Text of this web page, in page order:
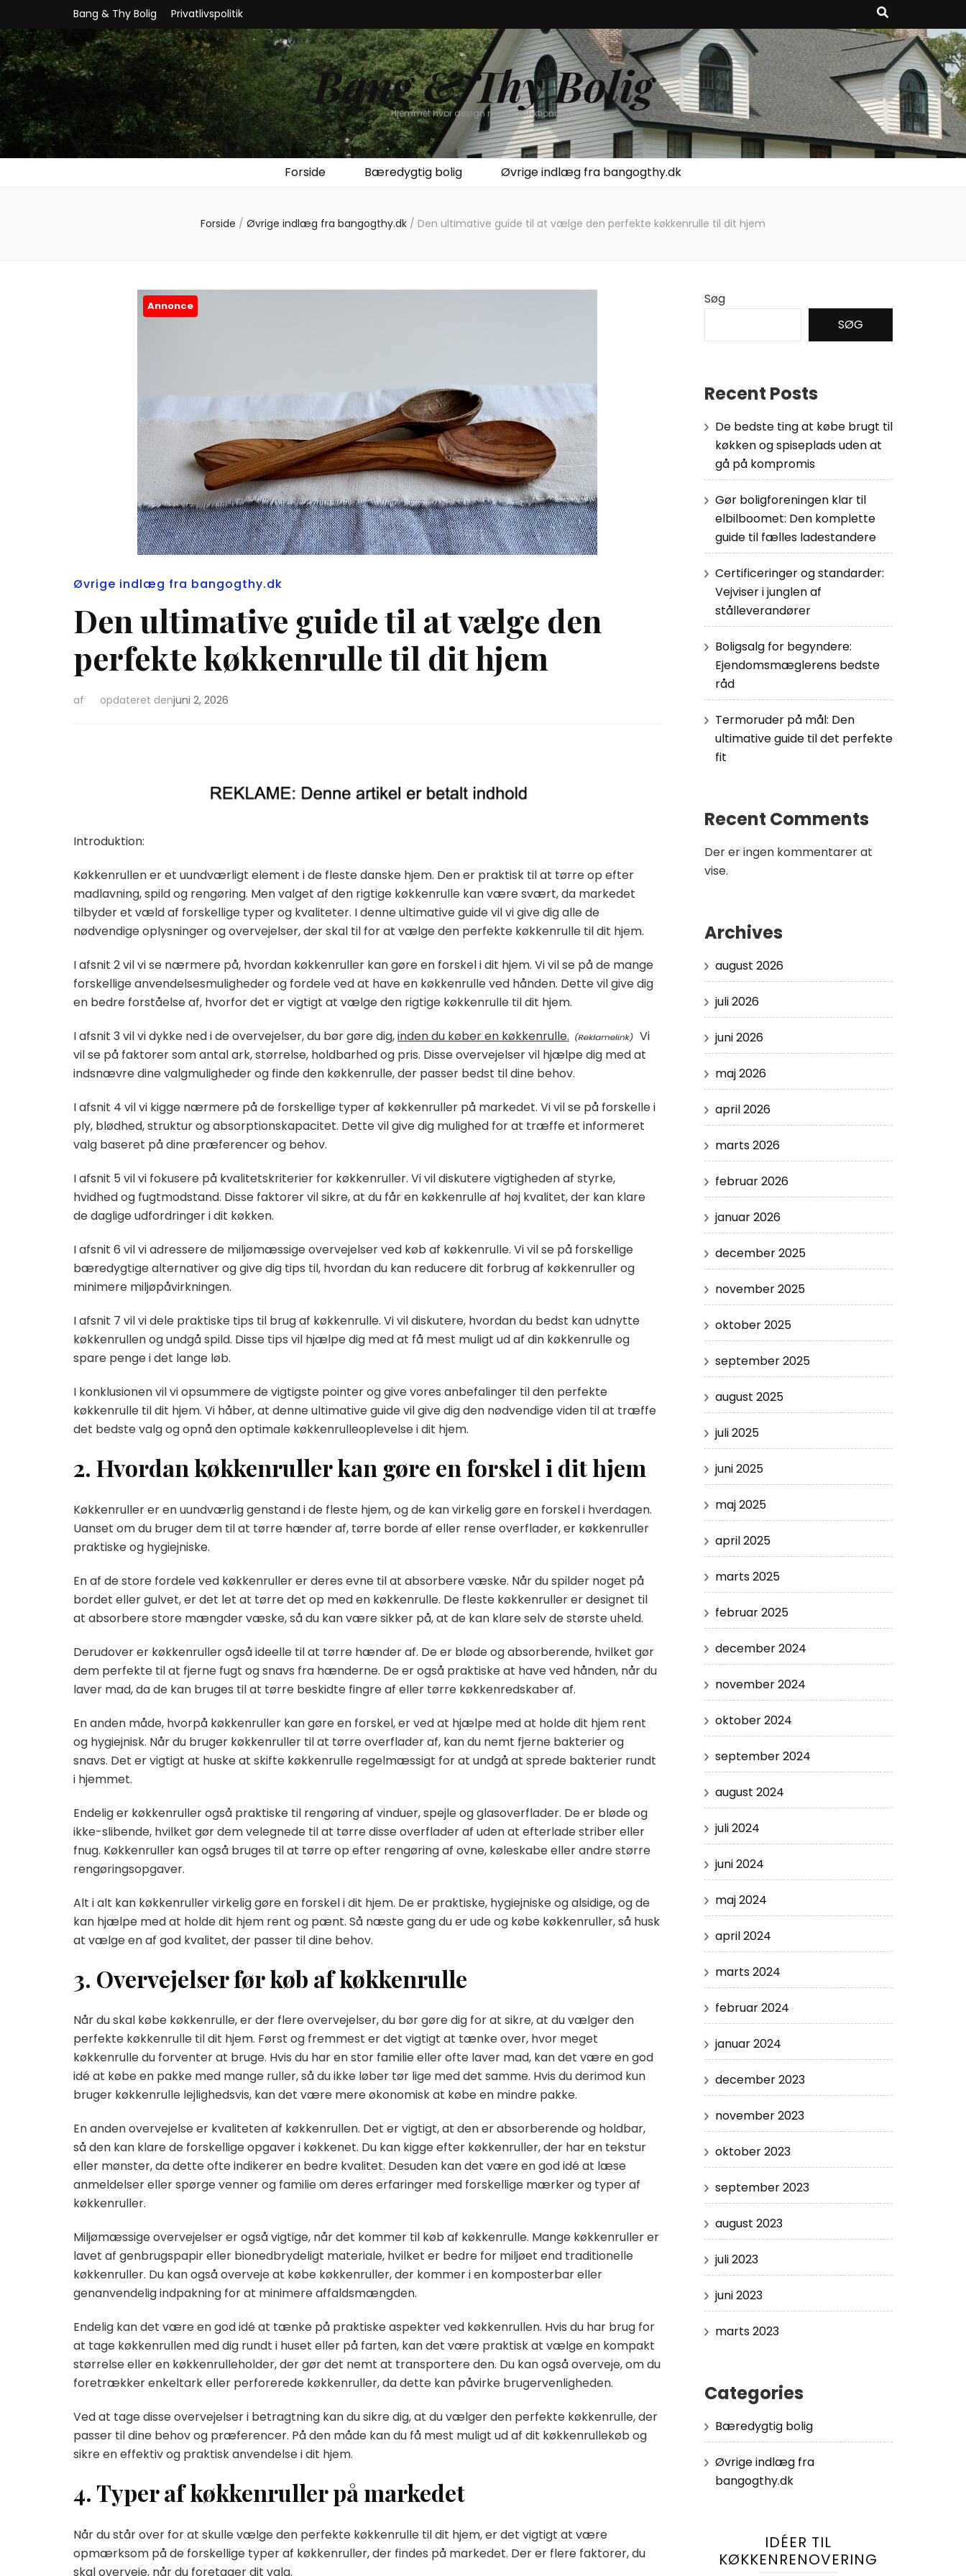
Bang & Thy Bolig Privatlivspolitik
Bang & Thy Bolig
Hjemmet hvor design møder funktionalitet
Forside Bæredygtig bolig Øvrige indlæg fra bangogthy.dk
Forside / Øvrige indlæg fra bangogthy.dk / Den ultimative guide til at vælge den perfekte køkkenrulle til dit hjem
Annonce
Øvrige indlæg fra bangogthy.dk
Den ultimative guide til at vælge den
perfekte køkkenrulle til dit hjem
af opdateret denjuni 2, 2026
Introduktion:
Køkkenrullen er et uundværligt element i de fleste danske hjem. Den er praktisk til at tørre op efter
madlavning, spild og rengøring. Men valget af den rigtige køkkenrulle kan være svært, da markedet
tilbyder et væld af forskellige typer og kvaliteter. I denne ultimative guide vil vi give dig alle de
nødvendige oplysninger og overvejelser, der skal til for at vælge den perfekte køkkenrulle til dit hjem.
I afsnit 2 vil vi se nærmere på, hvordan køkkenruller kan gøre en forskel i dit hjem. Vi vil se på de mange
forskellige anvendelsesmuligheder og fordele ved at have en køkkenrulle ved hånden. Dette vil give dig
en bedre forståelse af, hvorfor det er vigtigt at vælge den rigtige køkkenrulle til dit hjem.
I afsnit 3 vil vi dykke ned i de overvejelser, du bør gøre dig,inden du køber en køkkenrulle.
Vi
vil se på faktorer som antal ark, størrelse, holdbarhed og pris. Disse overvejelser vil hjælpe dig med at
indsnævre dine valgmuligheder og finde den køkkenrulle, der passer bedst til dine behov.
I afsnit 4 vil vi kigge nærmere på de forskellige typer af køkkenruller på markedet. Vi vil se på forskelle i
ply, blødhed, struktur og absorptionskapacitet. Dette vil give dig mulighed for at træffe et informeret
valg baseret på dine præferencer og behov.
I afsnit 5 vil vi fokusere på kvalitetskriterier for køkkenruller. Vi vil diskutere vigtigheden af ​​styrke,
hvidhed og fugtmodstand. Disse faktorer vil sikre, at du får en køkkenrulle af høj kvalitet, der kan klare
de daglige udfordringer i dit køkken.
I afsnit 6 vil vi adressere de miljømæssige overvejelser ved køb af køkkenrulle. Vi vil se på forskellige
bæredygtige alternativer og give dig tips til, hvordan du kan reducere dit forbrug af køkkenruller og
minimere miljøpåvirkningen.
I afsnit 7 vil vi dele praktiske tips til brug af køkkenrulle. Vi vil diskutere, hvordan du bedst kan udnytte
køkkenrullen og undgå spild. Disse tips vil hjælpe dig med at få mest muligt ud af din køkkenrulle og
spare penge i det lange løb.
I konklusionen vil vi opsummere de vigtigste pointer og give vores anbefalinger til den perfekte
køkkenrulle til dit hjem. Vi håber, at denne ultimative guide vil give dig den nødvendige viden til at træffe
det bedste valg og opnå den optimale køkkenrulleoplevelse i dit hjem.
2. Hvordan køkkenruller kan gøre en forskel i dit hjem
Køkkenruller er en uundværlig genstand i de fleste hjem, og de kan virkelig gøre en forskel i hverdagen.
Uanset om du bruger dem til at tørre hænder af, tørre borde af eller rense overflader, er køkkenruller
praktiske og hygiejniske.
En af de store fordele ved køkkenruller er deres evne til at absorbere væske. Når du spilder noget på
bordet eller gulvet, er det let at tørre det op med en køkkenrulle. De fleste køkkenruller er designet til
at absorbere store mængder væske, så du kan være sikker på, at de kan klare selv de største uheld.
Derudover er køkkenruller også ideelle til at tørre hænder af. De er bløde og absorberende, hvilket gør
dem perfekte til at fjerne fugt og snavs fra hænderne. De er også praktiske at have ved hånden, når du
laver mad, da de kan bruges til at tørre beskidte fingre af eller tørre køkkenredskaber af.
En anden måde, hvorpå køkkenruller kan gøre en forskel, er ved at hjælpe med at holde dit hjem rent
og hygiejnisk. Når du bruger køkkenruller til at tørre overflader af, kan du nemt fjerne bakterier og
snavs. Det er vigtigt at huske at skifte køkkenrulle regelmæssigt for at undgå at sprede bakterier rundt
i hjemmet.
Endelig er køkkenruller også praktiske til rengøring af vinduer, spejle og glasoverflader. De er bløde og
ikke-slibende, hvilket gør dem velegnede til at tørre disse overflader af uden at efterlade striber eller
fnug. Køkkenruller kan også bruges til at tørre op efter rengøring af ovne, køleskabe eller andre større
rengøringsopgaver.
Alt i alt kan køkkenruller virkelig gøre en forskel i dit hjem. De er praktiske, hygiejniske og alsidige, og de
kan hjælpe med at holde dit hjem rent og pænt. Så næste gang du er ude og købe køkkenruller, så husk
at vælge en af god kvalitet, der passer til dine behov.
3. Overvejelser før køb af køkkenrulle
Når du skal købe køkkenrulle, er der flere overvejelser, du bør gøre dig for at sikre, at du vælger den
perfekte køkkenrulle til dit hjem. Først og fremmest er det vigtigt at tænke over, hvor meget
køkkenrulle du forventer at bruge. Hvis du har en stor familie eller ofte laver mad, kan det være en god
idé at købe en pakke med mange ruller, så du ikke løber tør lige med det samme. Hvis du derimod kun
bruger køkkenrulle lejlighedsvis, kan det være mere økonomisk at købe en mindre pakke.
En anden overvejelse er kvaliteten af køkkenrullen. Det er vigtigt, at den er absorberende og holdbar,
så den kan klare de forskellige opgaver i køkkenet. Du kan kigge efter køkkenruller, der har en tekstur
eller mønster, da dette ofte indikerer en bedre kvalitet. Desuden kan det være en god idé at læse
anmeldelser eller spørge venner og familie om deres erfaringer med forskellige mærker og typer af
køkkenruller.
Miljømæssige overvejelser er også vigtige, når det kommer til køb af køkkenrulle. Mange køkkenruller er
lavet af genbrugspapir eller bionedbrydeligt materiale, hvilket er bedre for miljøet end traditionelle
køkkenruller. Du kan også overveje at købe køkkenruller, der kommer i en komposterbar eller
genanvendelig indpakning for at minimere affaldsmængden.
Endelig kan det være en god idé at tænke på praktiske aspekter ved køkkenrullen. Hvis du har brug for
at tage køkkenrullen med dig rundt i huset eller på farten, kan det være praktisk at vælge en kompakt
størrelse eller en køkkenrulleholder, der gør det nemt at transportere den. Du kan også overveje, om du
foretrækker enkeltark eller perforerede køkkenruller, da dette kan påvirke brugervenligheden.
Ved at tage disse overvejelser i betragtning kan du sikre dig, at du vælger den perfekte køkkenrulle, der
passer til dine behov og præferencer. På den måde kan du få mest muligt ud af dit køkkenrullekøb og
sikre en effektiv og praktisk anvendelse i dit hjem.
4. Typer af køkkenruller på markedet
Når du står over for at skulle vælge den perfekte køkkenrulle til dit hjem, er det vigtigt at være
opmærksom på de forskellige typer af køkkenruller, der findes på markedet. Der er flere faktorer, du
skal overveje, når du foretager dit valg.
Søg
SØG
Recent Posts
De bedste ting at købe brugt til
køkken og spiseplads uden at
gå på kompromis
Gør boligforeningen klar til
elbilboomet: Den komplette
guide til fælles ladestandere
Certificeringer og standarder:
Vejviser i junglen af
stålleverandører
Boligsalg for begyndere:
Ejendomsmæglerens bedste
råd
Termoruder på mål: Den
ultimative guide til det perfekte
fit
Recent Comments
Der er ingen kommentarer at
vise.
Archives
august 2026
juli 2026
juni 2026
maj 2026
april 2026
marts 2026
februar 2026
januar 2026
december 2025
november 2025
oktober 2025
september 2025
august 2025
juli 2025
juni 2025
maj 2025
april 2025
marts 2025
februar 2025
december 2024
november 2024
oktober 2024
september 2024
august 2024
juli 2024
juni 2024
maj 2024
april 2024
marts 2024
februar 2024
januar 2024
december 2023
november 2023
oktober 2023
september 2023
august 2023
juli 2023
juni 2023
marts 2023
Categories
Bæredygtig bolig
Øvrige indlæg fra
bangogthy.dk
IDÉER TIL
KØKKENRENOVERING